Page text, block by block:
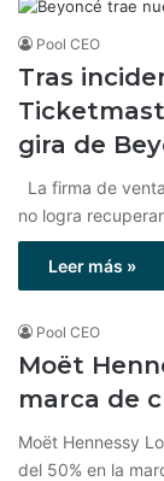
Pool CEO
Tras
gira de
La firma de
no logra
Leer más »
Pool CEO
Moët
marca de
Moët Hennessy
del 50% en la